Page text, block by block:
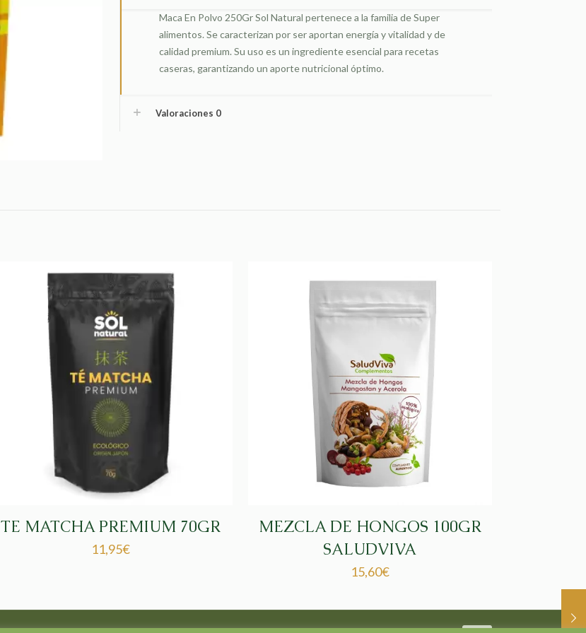
Maca En Polvo 250Gr Sol Natural pertenece a la familia de Super
alimentos. Se caracterizan por ser aportan energía y vitalidad y de
calidad premium. Su uso es un ingrediente esencial para recetas
caseras, garantizando un aporte nutricional óptimo.
Valoraciones 0
TE MATCHA PREMIUM 70GR
11,95€
MEZCLA DE HONGOS 100GR
SALUDVIVA
15,60€